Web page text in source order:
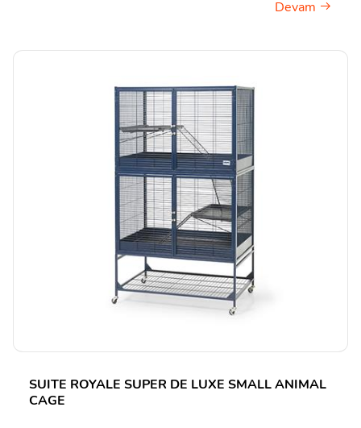
Devam
SUITE ROYALE SUPER DE LUXE SMALL ANIMAL
CAGE